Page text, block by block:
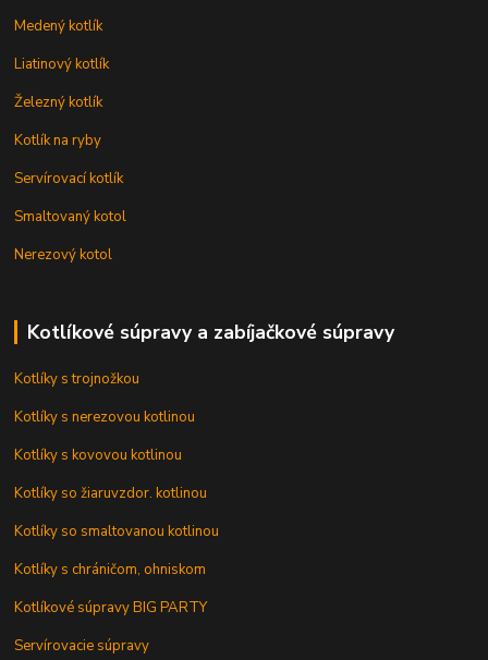
Medený kotlík
Liatinový kotlík
Železný kotlík
Kotlík na ryby
Servírovací kotlík
Smaltovaný kotol
Nerezový kotol
Kotlíkové súpravy a zabíjačkové súpravy
Kotlíky s trojnožkou
Kotlíky s nerezovou kotlinou
Kotlíky s kovovou kotlinou
Kotlíky so žiaruvzdor. kotlinou
Kotlíky so smaltovanou kotlinou
Kotlíky s chráničom, ohniskom
Kotlíkové súpravy BIG PARTY
Servírovacie súpravy